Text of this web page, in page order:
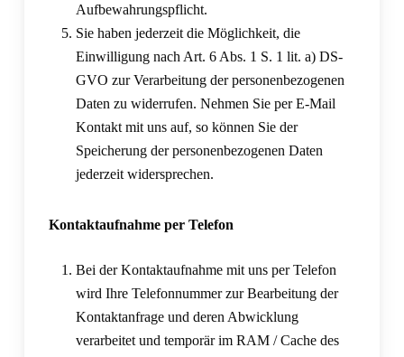
Aufbewahrungspflicht.
Sie haben jederzeit die Möglichkeit, die
Einwilligung nach Art. 6 Abs. 1 S. 1 lit. a) DS-
GVO zur Verarbeitung der personenbezogenen
Daten zu widerrufen. Nehmen Sie per E-Mail
Kontakt mit uns auf, so können Sie der
Speicherung der personenbezogenen Daten
jederzeit widersprechen.
Kontaktaufnahme per Telefon
Bei der Kontaktaufnahme mit uns per Telefon
wird Ihre Telefonnummer zur Bearbeitung der
Kontaktanfrage und deren Abwicklung
verarbeitet und temporär im RAM / Cache des